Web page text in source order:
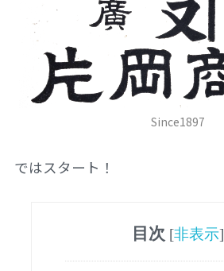
Since1897
ではスタート！
目次 [非表示]